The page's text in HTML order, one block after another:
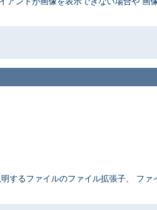
明するファイルのファイル拡張子、 フ